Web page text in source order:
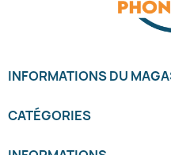
INFORMATIONS DU
CATÉGORIES